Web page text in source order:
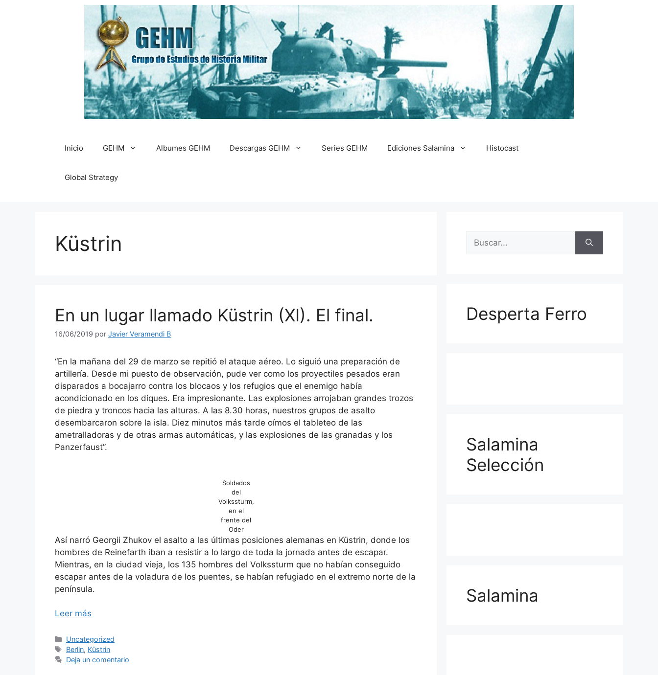
Inicio GEHM Albumes GEHM Descargas GEHM Series GEHM Ediciones Salamina Histocast
Global Strategy
Küstrin
En un lugar llamado Küstrin (XI). El final.
16/06/2019 por Javier Veramendi B
“En la mañana del 29 de marzo se repitió el ataque aéreo. Lo siguió una preparación de
artillería. Desde mi puesto de observación, pude ver como los proyectiles pesados eran
disparados a bocajarro contra los blocaos y los refugios que el enemigo había
acondicionado en los diques. Era impresionante. Las explosiones arrojaban grandes trozos
de piedra y troncos hacia las alturas. A las 8.30 horas, nuestros grupos de asalto
desembarcaron sobre la isla. Diez minutos más tarde oímos el tableteo de las
ametralladoras y de otras armas automáticas, y las explosiones de las granadas y los
Panzerfaust”.
Soldados
del
Volkssturm,
en el
frente del
Oder
Así narró Georgii Zhukov el asalto a las últimas posiciones alemanas en Küstrin, donde los
hombres de Reinefarth iban a resistir a lo largo de toda la jornada antes de escapar.
Mientras, en la ciudad vieja, los 135 hombres del Volkssturm que no habían conseguido
escapar antes de la voladura de los puentes, se habían refugiado en el extremo norte de la
península.
Leer más
Categorías
Uncategorized
Etiquetas
Berlin, Küstrin
Deja un comentario
Buscar:
Desperta Ferro
Salamina
Selección
Salamina